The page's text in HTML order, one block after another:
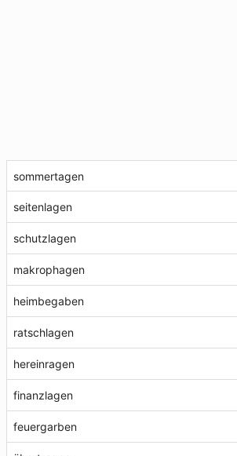
sommertagen
seitenlagen
schutzlagen
makrophagen
heimbegaben
ratschlagen
hereinragen
finanzlagen
feuergarben